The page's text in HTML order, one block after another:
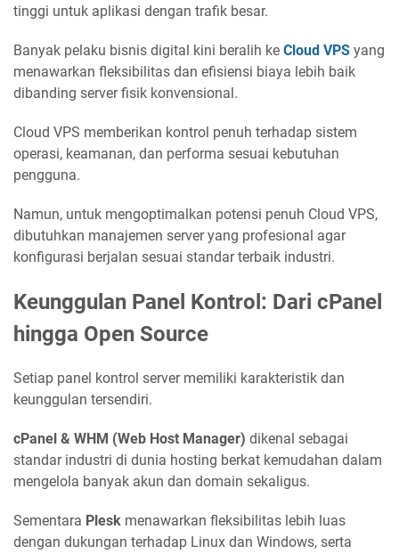
tinggi untuk aplikasi dengan trafik besar.
Banyak pelaku bisnis digital kini beralih ke Cloud VPS yang
menawarkan fleksibilitas dan efisiensi biaya lebih baik
dibanding server fisik konvensional.
Cloud VPS memberikan kontrol penuh terhadap sistem
operasi, keamanan, dan performa sesuai kebutuhan
pengguna.
Namun, untuk mengoptimalkan potensi penuh Cloud VPS,
dibutuhkan manajemen server yang profesional agar
konfigurasi berjalan sesuai standar terbaik industri.
Keunggulan Panel Kontrol: Dari cPanel
hingga Open Source
Setiap panel kontrol server memiliki karakteristik dan
keunggulan tersendiri.
cPanel & WHM (Web Host Manager) dikenal sebagai
standar industri di dunia hosting berkat kemudahan dalam
mengelola banyak akun dan domain sekaligus.
Sementara Plesk menawarkan fleksibilitas lebih luas
dengan dukungan terhadap Linux dan Windows, serta